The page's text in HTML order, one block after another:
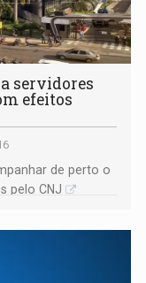
servidores
efeitos
de perto o
pelo CNJ